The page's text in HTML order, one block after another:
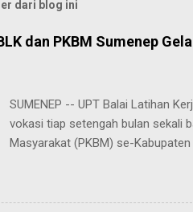
dari blog ini
dan PKBM Sumenep
SUMENEP -- UPT Balai Latihan
vokasi tiap setengah bulan sekali
Masyarakat (PKBM) se-
hingga kejuruan lainnya yang
masing. Kehadiran program ini